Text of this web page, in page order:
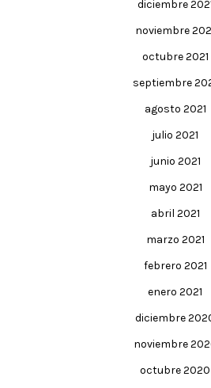
diciembre
noviembre
octubre 2021
septiembre
agosto 2021
julio 2021
junio 2021
mayo 2021
abril 2021
marzo 2021
febrero 2021
enero 2021
diciembre
noviembre
octubre 2020